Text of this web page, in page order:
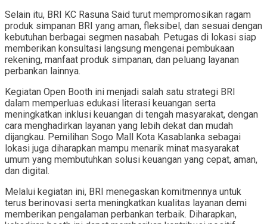
Selain itu, BRI KC Rasuna Said turut mempromosikan ragam
produk simpanan BRI yang aman, fleksibel, dan sesuai dengan
kebutuhan berbagai segmen nasabah. Petugas di lokasi siap
memberikan konsultasi langsung mengenai pembukaan
rekening, manfaat produk simpanan, dan peluang layanan
perbankan lainnya.
Kegiatan Open Booth ini menjadi salah satu strategi BRI
dalam memperluas edukasi literasi keuangan serta
meningkatkan inklusi keuangan di tengah masyarakat, dengan
cara menghadirkan layanan yang lebih dekat dan mudah
dijangkau. Pemilihan Sogo Mall Kota Kasablanka sebagai
lokasi juga diharapkan mampu menarik minat masyarakat
umum yang membutuhkan solusi keuangan yang cepat, aman,
dan digital.
Melalui kegiatan ini, BRI menegaskan komitmennya untuk
terus berinovasi serta meningkatkan kualitas layanan demi
memberikan pengalaman perbankan terbaik. Diharapkan,